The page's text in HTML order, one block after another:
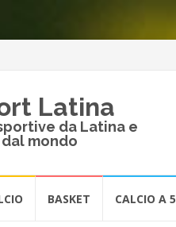
Latina
da Latina e
dal mondo
BASKET CALCIO A 5